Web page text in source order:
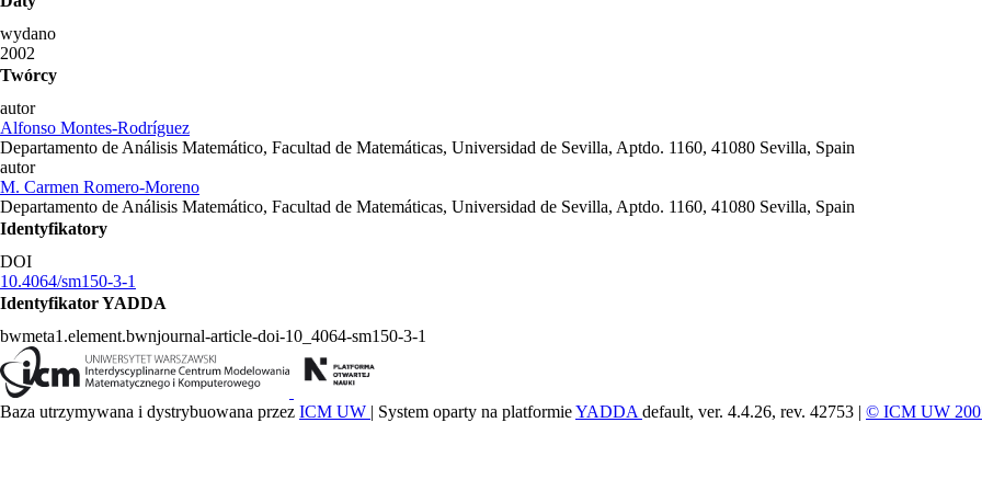
wydano
2002
Twórcy
autor
Alfonso Montes-Rodríguez
Departamento de Análisis Matemático, Facultad de Matemáticas, Universidad de Sevilla, Aptdo. 1160, 41080 Sevilla, Spain
autor
M. Carmen Romero-Moreno
Departamento de Análisis Matemático, Facultad de Matemáticas, Universidad de Sevilla, Aptdo. 1160, 41080 Sevilla, Spain
Identyfikatory
DOI
10.4064/sm150-3-1
Identyfikator YADDA
bwmeta1.element.bwnjournal-article-doi-10_4064-sm150-3-1
Baza utrzymywana i dystrybuowana przez ICM UW | System oparty na platformieYADDA default, ver. 4.4.26, rev. 42753 | © ICM UW